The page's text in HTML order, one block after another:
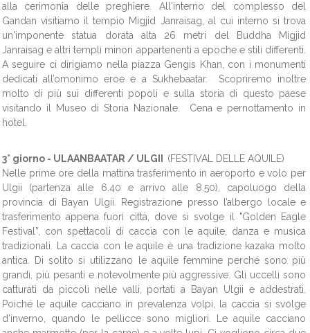
alla cerimonia delle preghiere. All'interno del complesso del
Gandan visitiamo il tempio Migjid Janraisag, al cui interno si trova
un'imponente statua dorata alta 26 metri del Buddha Migjid
Janraisag e altri templi minori appartenenti a epoche e stili differenti.
A seguire ci dirigiamo nella piazza Gengis Khan, con i monumenti
dedicati all’omonimo eroe e a Sukhebaatar. Scopriremo inoltre
molto di più sui differenti popoli e sulla storia di questo paese
visitando il Museo di Storia Nazionale. Cena e pernottamento in
hotel.
3° giorno - ULAANBAATAR / ULGII (FESTIVAL DELLE AQUILE)
Nelle prime ore della mattina trasferimento in aeroporto e volo per
Ulgii (partenza alle 6.40 e arrivo alle 8.50), capoluogo della
provincia di Bayan Ulgii. Registrazione presso l’albergo locale e
trasferimento appena fuori città, dove si svolge il "Golden Eagle
Festival”, con spettacoli di caccia con le aquile, danza e musica
tradizionali. La caccia con le aquile è una tradizione kazaka molto
antica. Di solito si utilizzano le aquile femmine perché sono più
grandi, più pesanti e notevolmente più aggressive. Gli uccelli sono
catturati da piccoli nelle valli, portati a Bayan Ulgii e addestrati.
Poiché le aquile cacciano in prevalenza volpi, la caccia si svolge
d’inverno, quando le pellicce sono migliori. Le aquile cacciano